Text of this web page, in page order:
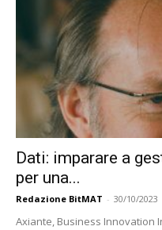
Dati: imparare a
per una...
Redazione BitMAT - 30/10/2023
Axiante, Business Innovation